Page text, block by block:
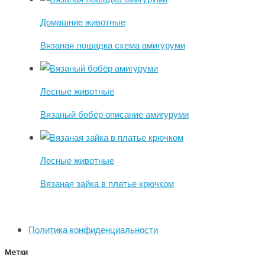
Домашние животные
Вязаная лошадка схема амигуруми
Лесные животные
Вязаный бобёр описание амигуруми
Лесные животные
Вязаная зайка в платье крючком
Политика конфиденциальности
Метки